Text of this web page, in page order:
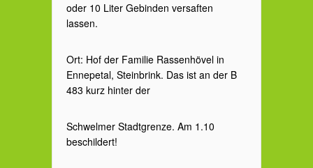
oder 10 Liter Gebinden versaften
lassen.
Ort: Hof der Familie Rassenhövel in
Ennepetal, Steinbrink. Das ist an der B
483 kurz hinter der
Schwelmer Stadtgrenze. Am 1.10
beschildert!